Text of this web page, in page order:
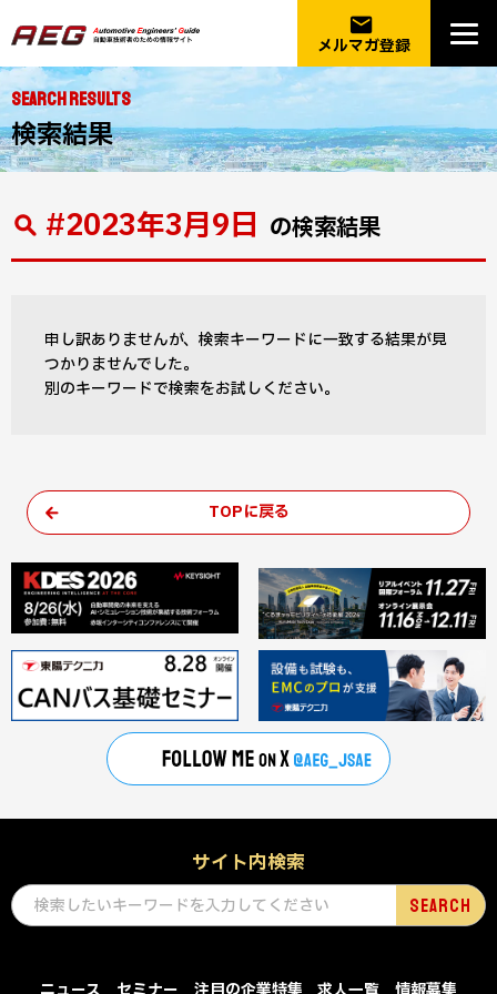
email
メルマガ登録
SEARCH RESULTS
検索結果
#2023年3月9日 の検索結果
申し訳ありませんが、検索キーワードに一致する結果が見
つかりませんでした。
別のキーワードで検索をお試しください。
TOPに戻る
サイト内検索